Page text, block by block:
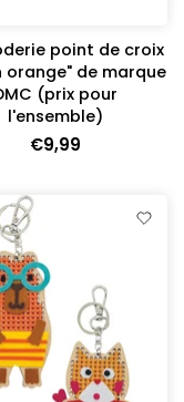
point de croix
orange" de marque
(prix pour
l'ensemble)
€9,99